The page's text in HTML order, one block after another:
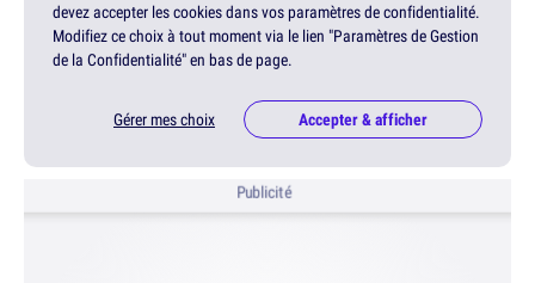
devez accepter les cookies dans vos paramètres de confidentialité.
Modifiez ce choix à tout moment via le lien "Paramètres de Gestion
de la Confidentialité" en bas de page.
Gérer mes choix Accepter & afficher
Publicité